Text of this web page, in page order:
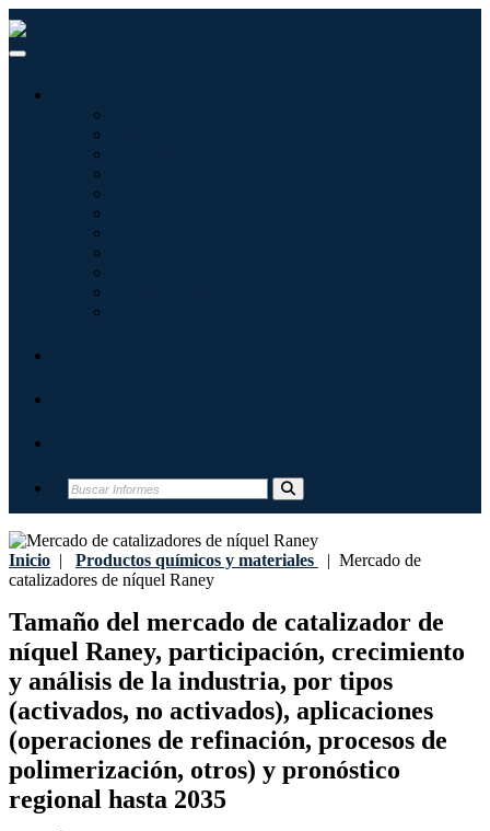
Inicio | Productos químicos y materiales | Mercado de
catalizadores de níquel Raney
Tamaño del mercado de catalizador de
níquel Raney, participación, crecimiento
y análisis de la industria, por tipos
(activados, no activados), aplicaciones
(operaciones de refinación, procesos de
polimerización, otros) y pronóstico
regional hasta 2035